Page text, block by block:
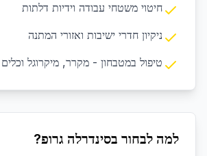
חיטוי משטחי עבודה וידיות דלתות
ניקיון חדרי ישיבות ואזורי המתנה
טיפול במטבחון - מקרר, מיקרוגל וכלים
למה לבחור בסינדרלה גרופ?